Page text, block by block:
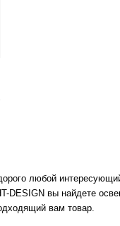
любой
DESIGN вы найдете
вам товар.